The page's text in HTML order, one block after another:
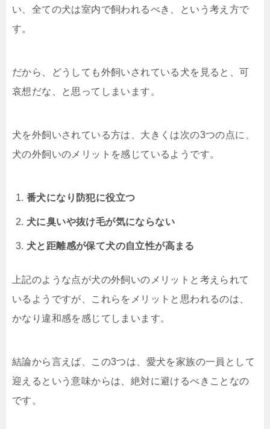
い、全ての犬は室内で飼われるべき、という考え方で
す。
だから、どうしても外飼いされている犬を見ると、可
哀想だな、と思ってしまいます。
犬を外飼いされている方は、大きくは次の3つの点に、
犬の外飼いのメリットを感じているようです。
番犬になり防犯に役立つ
犬に臭いや抜け毛が気にならない
犬と距離感が保て犬の自立性が高まる
上記のような点が犬の外飼いのメリットと考えられて
いるようですが、これらをメリットと思われるのは、
かなり違和感を感じてしまいます。
結論から言えば、この3つは、愛犬を家族の一員として
迎えるという意味からは、絶対に避けるべきことなの
です。